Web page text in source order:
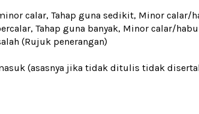
calar, Tahap guna sedikit, Minor calar/
Tahap guna banyak, Minor calar/
(Rujuk penerangan)
(asasnya jika tidak ditulis tidak